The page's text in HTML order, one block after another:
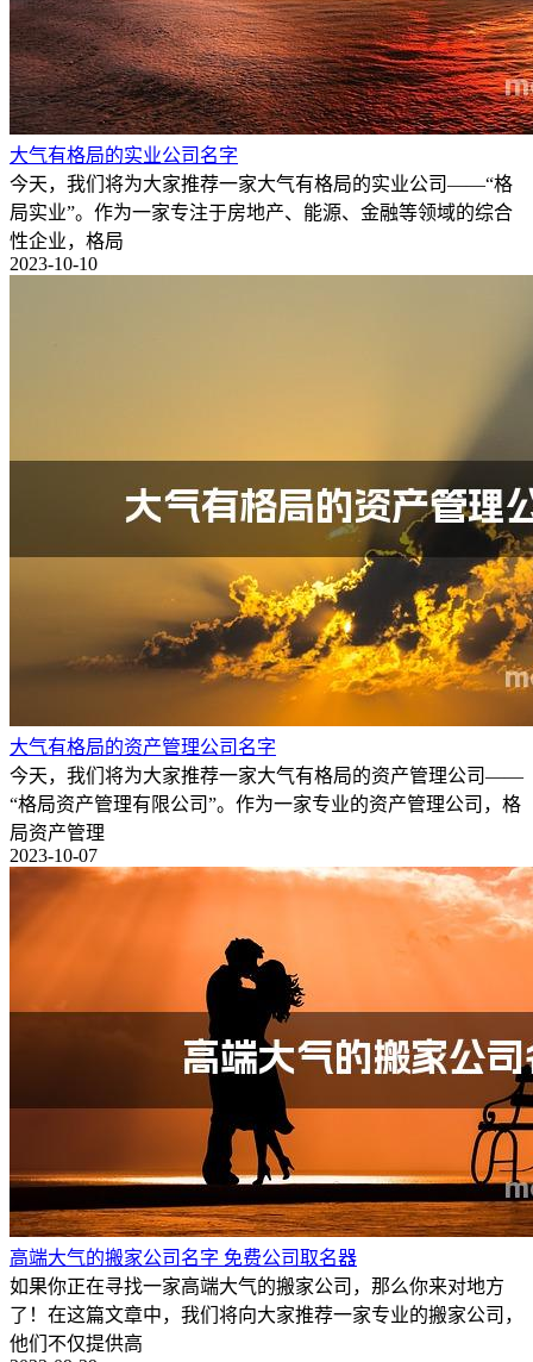
大气有格局的实业公司名字
今天，我们将为大家推荐一家大气有格局的实业公司——“格
局实业”。作为一家专注于房地产、能源、金融等领域的综合
性企业，格局
2023-10-10
大气有格局的资产管理公司名字
今天，我们将为大家推荐一家大气有格局的资产管理公司——
“格局资产管理有限公司”。作为一家专业的资产管理公司，格
局资产管理
2023-10-07
高端大气的搬家公司名字 免费公司取名器
如果你正在寻找一家高端大气的搬家公司，那么你来对地方
了！在这篇文章中，我们将向大家推荐一家专业的搬家公司，
他们不仅提供高